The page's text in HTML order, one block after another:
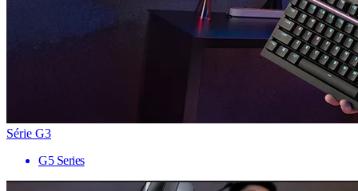
Série G3
G5 Series